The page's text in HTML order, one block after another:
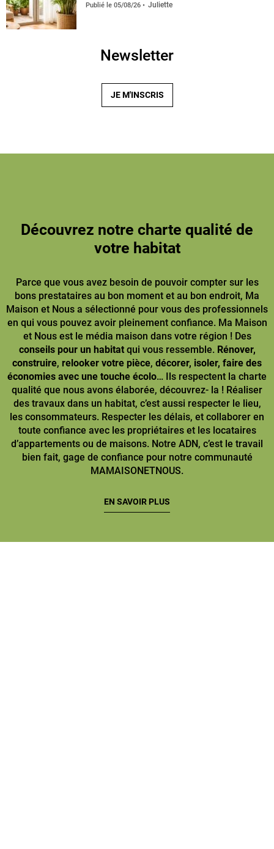
Publié le 05/08/26 Juliette
Newsletter
JE M'INSCRIS
Découvrez notre charte qualité de
votre habitat
Parce que vous avez besoin de pouvoir compter sur les
bons prestataires au bon moment et au bon endroit, Ma
Maison et Nous a sélectionné pour vous des professionnels
en qui vous pouvez avoir pleinement confiance. Ma Maison
et Nous est le média maison dans votre région ! Des
conseils pour un habitatqui vous ressemble. Rénover,
construire, relooker votre pièce, décorer, isoler, faire des
économies avec une touche écolo… Ils respectent la charte
qualité que nous avons élaborée, découvrez- la ! Réaliser
des travaux dans un habitat, c’est aussi respecter le lieu,
les consommateurs. Respecter les délais, et collaborer en
toute confiance avec les propriétaires et les locataires
d’appartements ou de maisons. Notre ADN, c’est le travail
bien fait, gage de confiance pour notre communauté
MAMAISONETNOUS.
EN SAVOIR PLUS